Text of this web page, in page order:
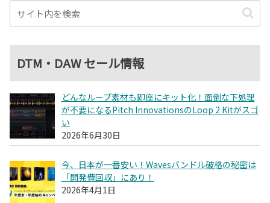
DTM・DAW セール情報
どんなループ素材も即座にキット化！面倒な下処理
が不要になるPitch InnovationsのLoop 2 Kitがスゴ
い
2026年6月30日
今、日本が一番安い！Wavesバンドル破格の秘密は
「開発費回収」にあり！
2026年4月1日